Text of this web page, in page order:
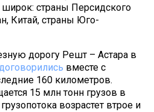
страны Персидского
Китай, страны Юго-
дорогу Решт – Астара в
вместе с
160 километров.
15 млн тонн грузов в
возрастет втрое и